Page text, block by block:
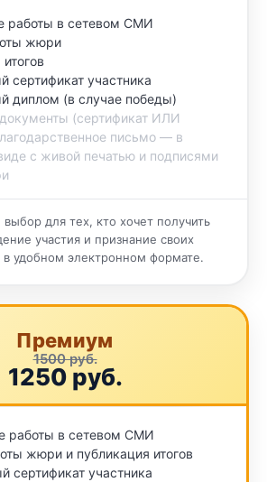
работы в сетевом СМИ
жюри
сертификат участника
диплом (в случае победы)
(сертификат ИЛИ
письмо — в
с живой печатью и подписями
для тех, кто хочет получить
участия и признание своих
удобном электронном формате.
Премиум
1500 руб.
1250 руб.
работы в сетевом СМИ
жюри и публикация итогов
сертификат участника